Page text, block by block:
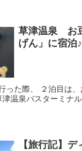
草津温泉 お
げん」に宿泊♪
った際、 ２泊目は
温泉バスターミナ
【旅行記】